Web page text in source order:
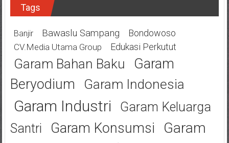
Tags
Banjir Bawaslu Sampang Bondowoso
CV.Media Utama Group Edukasi Perkutut
Garam Bahan Baku
Garam
Beryodium
Garam Indonesia
Garam Industri
Garam Keluarga
Santri
Garam Konsumsi
Garam